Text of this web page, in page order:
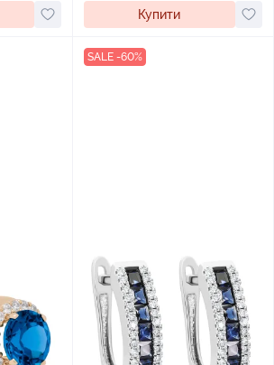
Купити
SALE -60%